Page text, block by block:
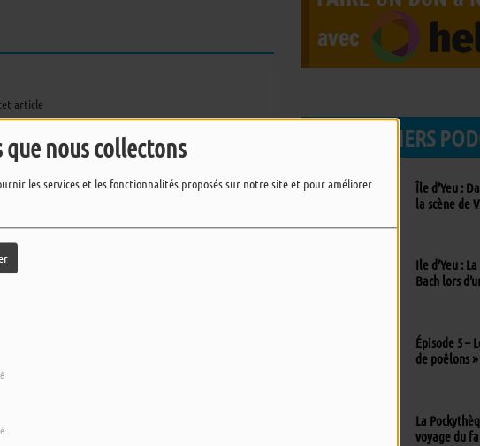
nous collectons
les services et les fonctionnalités proposés sur notre site et pour améliorer
article
LES DERNIERS
Île d’Yeu :
la scène de
Ile d’Yeu :
Bach lors
Épisode 5 –
de poêlons »
La
voyage du